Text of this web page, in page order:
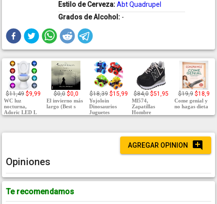
Estilo de Cerveza:Abt Quadrupel
Grados de Alcohol: -
$11,49 $9,99
WC luz
nocturna,
Adoric LED L
$0,0 $0,0
El invierno más
largo (Best s
$18,39 $15,99
Yojoloin
Dinosaurios
Juguetes
$84,0 $51,95
Ml574,
Zapatillas
Hombre
$19,9 $18,9
Come genial y
no hagas dieta
AGREGAR OPINION
Opiniones
Te recomendamos